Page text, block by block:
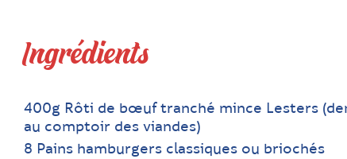
Ingrédients
400g Rôti de bœuf tranché mince Lesters
au comptoir des viandes)
8 Pains hamburgers classiques ou briochés